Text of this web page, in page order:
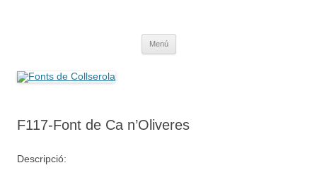
Menú
F117-Font de Ca n’Oliveres
Descripció: